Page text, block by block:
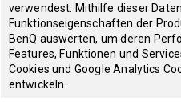
verwendest. Mithilfe dieser
Funktionseigenschaften der
BenQ auswerten, um deren
Features, Funktionen und
Cookies und Google Analytics
entwickeln.